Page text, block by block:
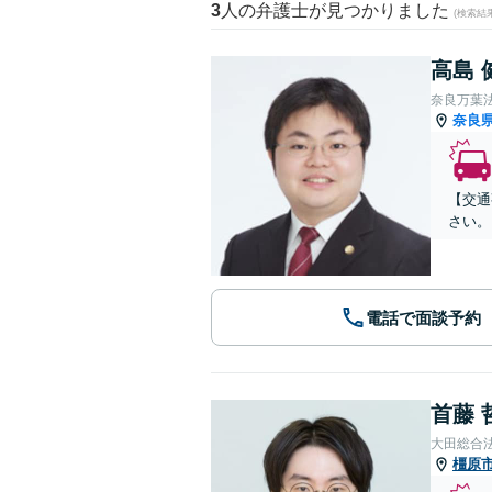
3 人の弁護士が見つかりました (検索結
高島
奈良万葉
奈良
【交
さい
電話で面談予約
首藤
大田総合
橿原